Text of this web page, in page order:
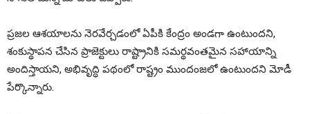
ప్ర‌జ‌ల ఆశయాలను నెర‌వేర్చడంలో ఏపీకి కేంద్రం అండగా ఉంటుందని,
శంకుస్థాపన చేసిన ప్రాజెక్టులు రాష్ట్రానికి సమర్థవంతమైన సహాయాన్ని
అందిస్తాయని, అభివృద్ధి పథంలో రాష్ట్రం ముందంజలో ఉంటుందని మోడీ
పేర్కొన్నారు.